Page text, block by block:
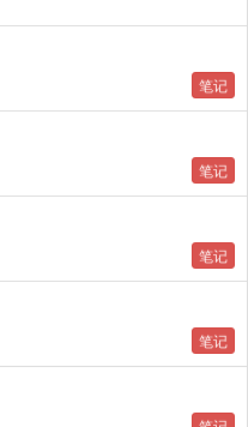
笔记
笔记
笔记
笔记